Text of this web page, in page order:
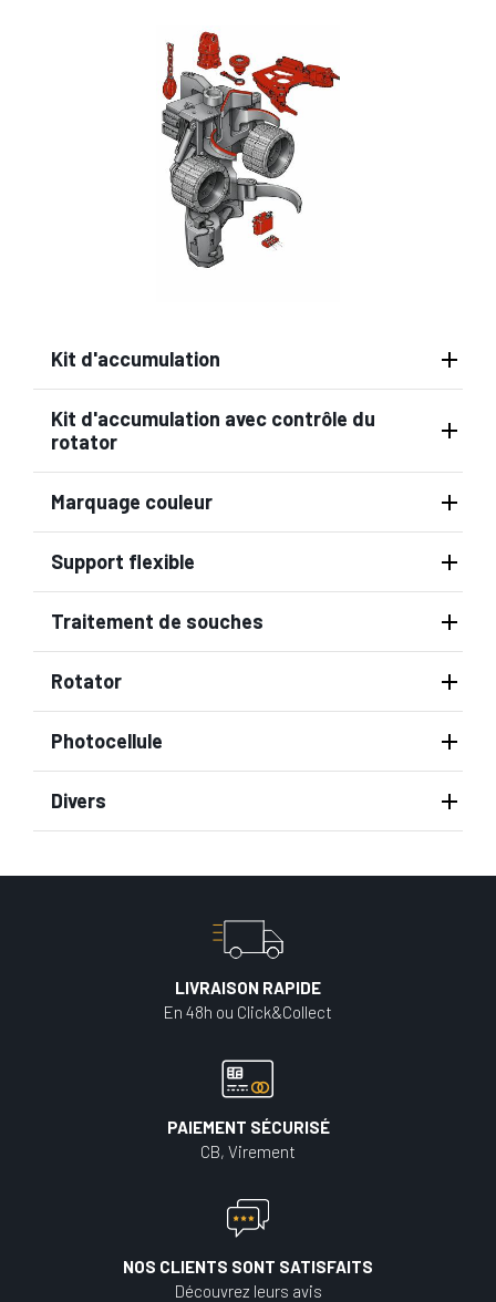
Kit d'accumulation
Kit d'accumulation avec contrôle du
rotator
Marquage couleur
Support flexible
Traitement de souches
Rotator
Photocellule
Divers
LIVRAISON RAPIDE
En 48h ou Click&Collect
PAIEMENT SÉCURISÉ
CB, Virement
NOS CLIENTS SONT SATISFAITS
Découvrez leurs avis